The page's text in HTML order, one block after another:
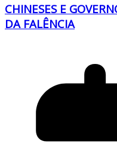
CHINESES E
DA FALÊNCIA